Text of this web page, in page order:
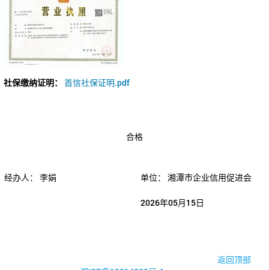
社保缴纳证明： 首信社保证明.pdf
合格
经办人： 李娟 单位： 湘潭市企业信用促进会
2026年05月15日
返回顶部